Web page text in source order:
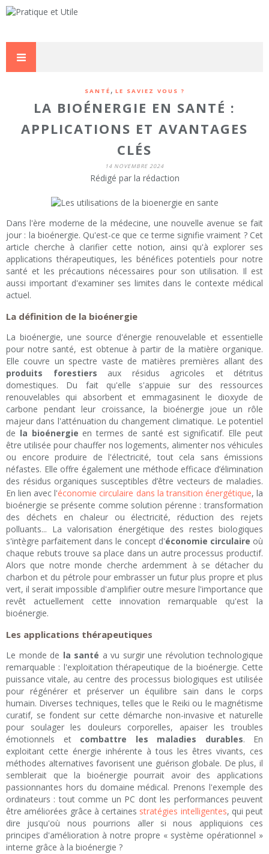
SANTÉ , LE SAVIEZ VOUS ?
LA BIOÉNERGIE EN SANTÉ :
APPLICATIONS ET AVANTAGES
CLÉS
14 NOVEMBRE 2024
Rédigé par la rédaction
Dans l'ère moderne de la médecine, une nouvelle avenue se fait
jour : la bioénergie. Qu'est-ce que ce terme signifie vraiment ? Cet
article cherche à clarifier cette notion, ainsi qu'à explorer ses
applications thérapeutiques, les bénéfices potentiels pour notre
santé et les précautions nécessaires pour son utilisation. Il est
aussi important d'examiner ses limites dans le contexte médical
actuel.
La définition de la bioénergie
La bioénergie, une source d'énergie renouvelable et essentielle
pour notre santé, est obtenue à partir de la matière organique.
Elle couvre un spectre vaste de matières premières allant des
produits forestiers aux résidus agricoles et détritus
domestiques. Du fait qu'elle s'appuie sur des ressources
renouvelables qui absorbent et emmagasinent le dioxyde de
carbone pendant leur croissance, la bioénergie joue un rôle
majeur dans l'atténuation du changement climatique. Le potentiel
de la bioénergie en termes de santé est significatif. Elle peut
être utilisée pour chauffer nos logements, alimenter nos véhicules
ou encore produire de l'électricité, tout cela sans émissions
néfastes. Elle offre également une méthode efficace d’élimination
des résidus organiques susceptibles d’être vecteurs de maladies.
En lien avec l'économie circulaire dans la transition énergétique, la
bioénergie se présente comme solution pérenne : transformation
des déchets en chaleur ou électricité, réduction des rejets
polluants... La valorisation énergétique des restes biologiques
s'intègre parfaitement dans le concept d'économie circulaire où
chaque rebuts trouve sa place dans un autre processus productif.
Alors que notre monde cherche ardemment à se détacher du
charbon et du pétrole pour embrasser un futur plus propre et plus
vert, il serait impossible d'amplifier outre mesure l'importance que
revêt actuellement cette innovation remarquable qu'est la
bioénergie.
Les applications thérapeutiques
Le monde de la santé a vu surgir une révolution technologique
remarquable : l'exploitation thérapeutique de la bioénergie. Cette
puissance vitale, au centre des processus biologiques est utilisée
pour régénérer et préserver un équilibre sain dans le corps
humain. Diverses techniques, telles que le Reiki ou le magnétisme
curatif, se fondent sur cette démarche non-invasive et naturelle
pour soulager les douleurs corporelles, apaiser les troubles
émotionnels et combattre les maladies durables. En
exploitant cette énergie inhérente à tous les êtres vivants, ces
méthodes alternatives favorisent une guérison globale. De plus, il
semblerait que la bioénergie pourrait avoir des applications
passionnantes hors du domaine médical. Prenons l'exemple des
ordinateurs : tout comme un PC dont les performances peuvent
être améliorées grâce à certaines stratégies intelligentes, qui peut
dire jusqu'où nous pourrions aller si nous appliquions ces
principes d'amélioration à notre propre « système opérationnel »
interne grâce à la bioénergie ?